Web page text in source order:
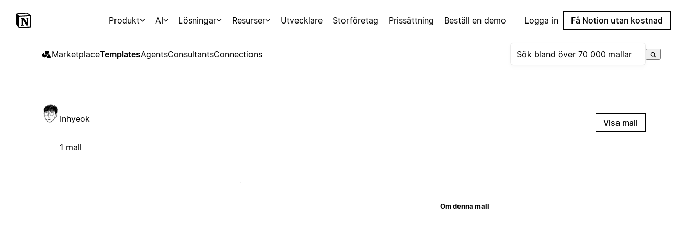
Produkt AI Lösningar Resurser Utvecklare Storföretag Prissättning Beställ en demo Logga in Få Notion utan kostnad
MarketplaceTemplatesAgentsConsultantsConnections
Inhyeok
1 mall
Visa mall
Om denna mall